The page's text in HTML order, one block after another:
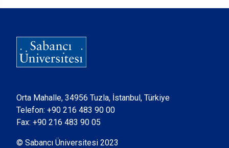
Orta Mahalle, 34956 Tuzla, İstanbul, Türkiye
Telefon: +90 216 483 90 00
Fax: +90 216 483 90 05
© Sabancı Üniversitesi 2023